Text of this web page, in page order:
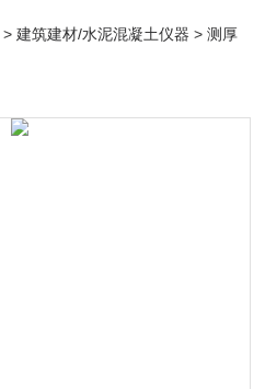
>建筑建材/水泥混凝土仪器 >测厚